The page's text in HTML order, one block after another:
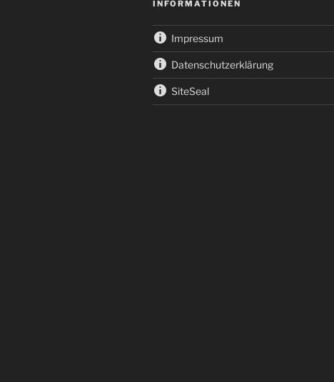
INFORMATIONEN
Impressum
Datenschutzerklärung
SiteSeal